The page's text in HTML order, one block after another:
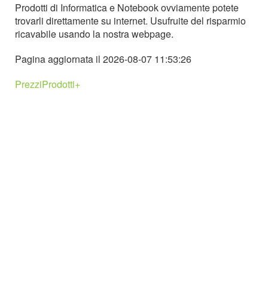
Prodotti di Informatica e Notebook ovviamente potete
trovarli direttamente su internet. Usufruite del risparmio
ricavabile usando la nostra webpage.
Pagina aggiornata il 2026-08-07 11:53:26
PrezziProdotti+